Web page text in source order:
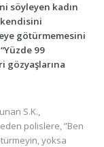
söyleyen kadın
götürmemesini
99
gözyaşlarına
S.K.,
polislere, ”Ben
yoksa